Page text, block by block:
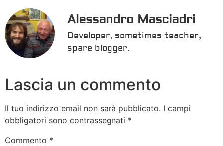
Alessandro Masciadri
Developer, sometimes teacher,
spare blogger.
Lascia un commento
Il tuo indirizzo email non sarà pubblicato. I campi
obbligatori sono contrassegnati *
Commento *